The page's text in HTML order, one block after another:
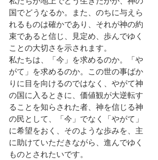
国でどうなるか。また、のちに与えら
れるものは確かであり、それが神の約
束であると信じ、見定め、歩んでゆく
ことの大切さを示されます。
私たちは、「今」を求めるのか。「や
がて」を求めるのか。この世の事ばか
りに目を向けるのではなく、やがて神
の国に入るときに、価値観が大逆転す
ることを知らされた者、神を信じる神
の民として、「今」でなく「やがて」
に希望をおく、そのような歩みを、主
に助けていただきながら、進んでゆく
ものとされたいです。